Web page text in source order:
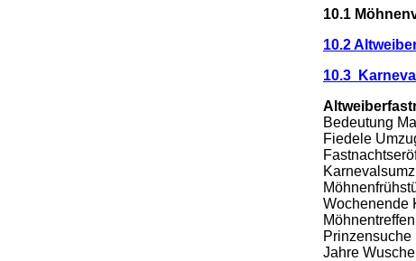
10.1
10.2
10.3
Bedeutung
Fiedele
Wochenende
Jahre